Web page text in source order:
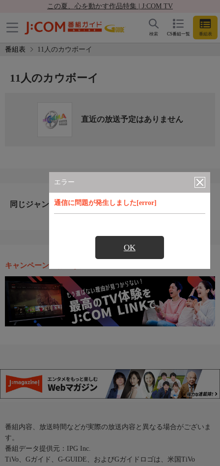
この夏、心を動かす作品特集 | J:COM TV
CS番組一覧 番組表
検索
番組表 11人のカウボーイ
エラー
通信に問題が発生しました[error]
OK
11人のカウボーイ
直近の放送予定はありません
同じジャンルのおすすめ番組
キャンペーン・お得な情報
番組内容、放送時間などが実際の放送内容と異なる場合がございま
す。
番組データ提供元：IPG Inc.
TiVo、Gガイド、G-GUIDE、およびGガイドロゴは、米国TiVo